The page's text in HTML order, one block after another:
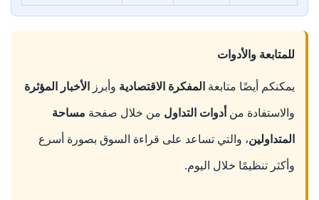
للمتابعة والأدوات
يمكنكم أيضًا متابعة المفكرة الاقتصادية وأبرز الأخبار المؤثرة
والاستفادة من أدوات التداول من خلال صفحة مساحة
المتداولين، والتي تساعد على قراءة السوق بصورة أسرع
وأكثر تنظيمًا خلال اليوم.